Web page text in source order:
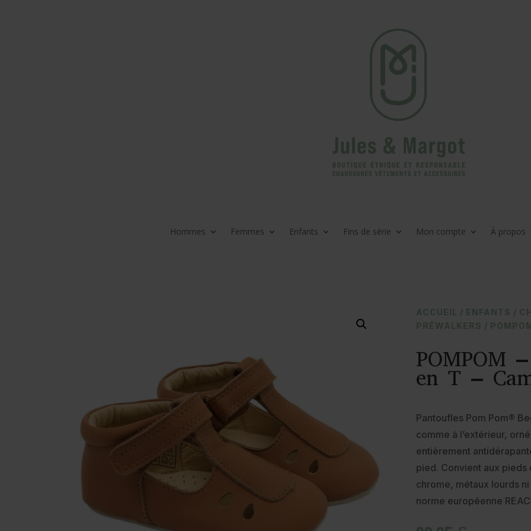
Hommes Femmes Enfants Fins de série Mon compte À propos
ACCUEIL / ENFANTS /
PRÉWALKERS /
POMPOM
en T –
Pantoufles Pom Pom®
comme à l’extérieur,
entièrement
pied. Convient aux pieds
chrome, métaux lourds
norme européenne